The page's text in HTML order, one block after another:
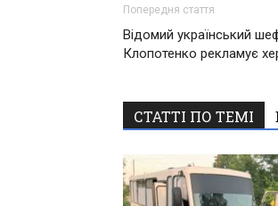
Попередня стаття
Відомий український
Клопотенко рекламує
СТАТТІ ПО ТЕМІ